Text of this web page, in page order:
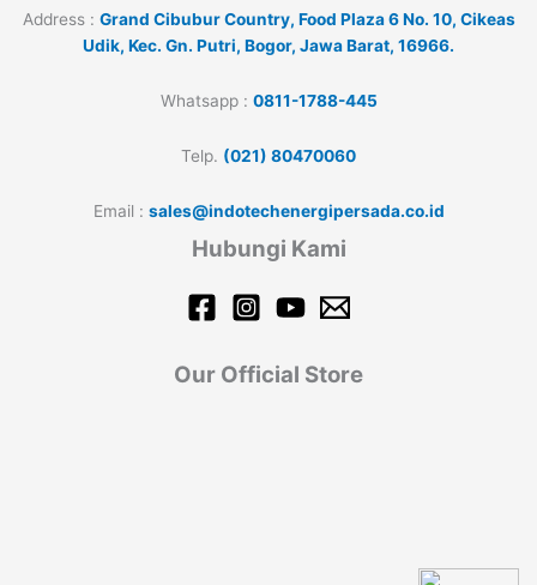
Address : Grand Cibubur Country, Food Plaza 6 No. 10, Cikeas
Udik, Kec. Gn. Putri, Bogor, Jawa Barat, 16966.
Whatsapp : 0811-1788-445
Telp. (021) 80470060
Email : sales@indotechenergipersada.co.id
Hubungi Kami
Our Official Store